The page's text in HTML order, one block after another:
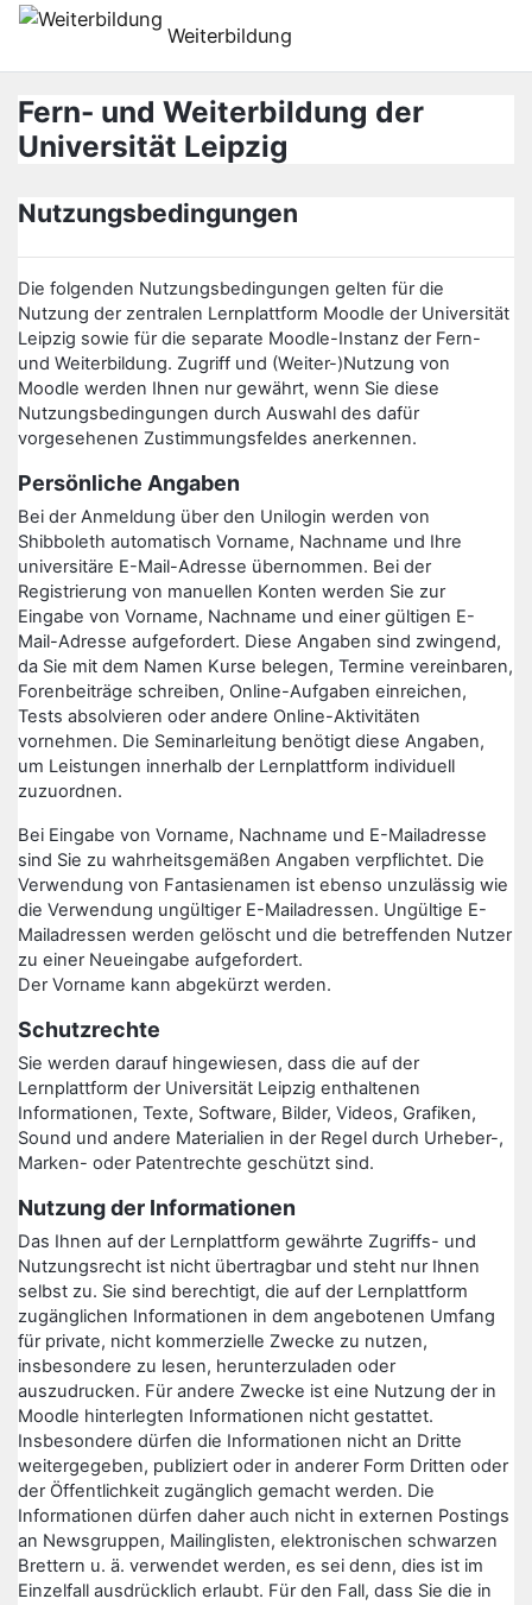
Перейти до головного вмісту
Weiterbildung
Fern- und Weiterbildung der
Universität Leipzig
Nutzungsbedingungen
Die folgenden Nutzungsbedingungen gelten für die
Nutzung der zentralen Lernplattform Moodle der Universität
Leipzig sowie für die separate Moodle-Instanz der Fern-
und Weiterbildung. Zugriff und (Weiter-)Nutzung von
Moodle werden Ihnen nur gewährt, wenn Sie diese
Nutzungsbedingungen durch Auswahl des dafür
vorgesehenen Zustimmungsfeldes anerkennen.
Persönliche Angaben
Bei der Anmeldung über den Unilogin werden von
Shibboleth automatisch Vorname, Nachname und Ihre
universitäre E-Mail-Adresse übernommen. Bei der
Registrierung von manuellen Konten werden Sie zur
Eingabe von Vorname, Nachname und einer gültigen E-
Mail-Adresse aufgefordert. Diese Angaben sind zwingend,
da Sie mit dem Namen Kurse belegen, Termine vereinbaren,
Forenbeiträge schreiben, Online-Aufgaben einreichen,
Tests absolvieren oder andere Online-Aktivitäten
vornehmen. Die Seminarleitung benötigt diese Angaben,
um Leistungen innerhalb der Lernplattform individuell
zuzuordnen.
Bei Eingabe von Vorname, Nachname und E-Mailadresse
sind Sie zu wahrheitsgemäßen Angaben verpflichtet. Die
Verwendung von Fantasienamen ist ebenso unzulässig wie
die Verwendung ungültiger E-Mailadressen. Ungültige E-
Mailadressen werden gelöscht und die betreffenden Nutzer
zu einer Neueingabe aufgefordert.
Der Vorname kann abgekürzt werden.
Schutzrechte
Sie werden darauf hingewiesen, dass die auf der
Lernplattform der Universität Leipzig enthaltenen
Informationen, Texte, Software, Bilder, Videos, Grafiken,
Sound und andere Materialien in der Regel durch Urheber-,
Marken- oder Patentrechte geschützt sind.
Nutzung der Informationen
Das Ihnen auf der Lernplattform gewährte Zugriffs- und
Nutzungsrecht ist nicht übertragbar und steht nur Ihnen
selbst zu. Sie sind berechtigt, die auf der Lernplattform
zugänglichen Informationen in dem angebotenen Umfang
für private, nicht kommerzielle Zwecke zu nutzen,
insbesondere zu lesen, herunterzuladen oder
auszudrucken. Für andere Zwecke ist eine Nutzung der in
Moodle hinterlegten Informationen nicht gestattet.
Insbesondere dürfen die Informationen nicht an Dritte
weitergegeben, publiziert oder in anderer Form Dritten oder
der Öffentlichkeit zugänglich gemacht werden. Die
Informationen dürfen daher auch nicht in externen Postings
an Newsgruppen, Mailinglisten, elektronischen schwarzen
Brettern u. ä. verwendet werden, es sei denn, dies ist im
Einzelfall ausdrücklich erlaubt. Für den Fall, dass Sie die in